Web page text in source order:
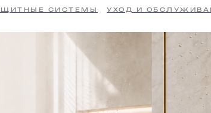
СИСТЕМЫ УХОД И